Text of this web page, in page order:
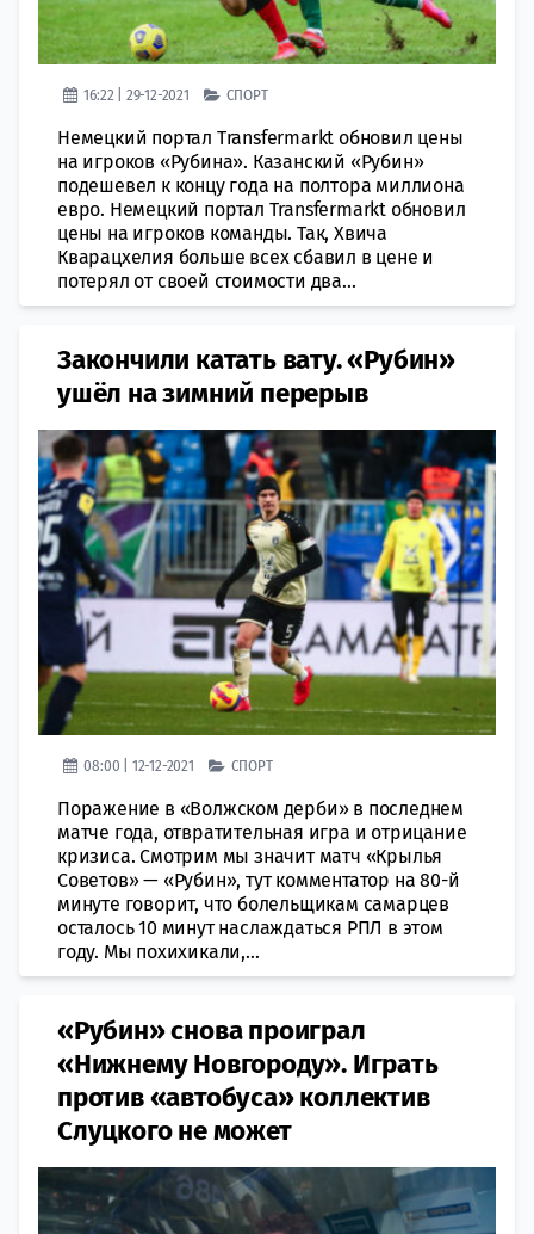
16:22 | 29-12-2021 СПОРТ
Немецкий портал Transfermarkt обновил цены
на игроков «Рубина». Казанский «Рубин»
подешевел к концу года на полтора миллиона
евро. Немецкий портал Transfermarkt обновил
цены на игроков команды. Так, Хвича
Кварацхелия больше всех сбавил в цене и
потерял от своей стоимости два...
Закончили катать вату. «Рубин»
ушёл на зимний перерыв
08:00 | 12-12-2021 СПОРТ
Поражение в «Волжском дерби» в последнем
матче года, отвратительная игра и отрицание
кризиса. Смотрим мы значит матч «Крылья
Советов» — «Рубин», тут комментатор на 80-й
минуте говорит, что болельщикам самарцев
осталось 10 минут наслаждаться РПЛ в этом
году. Мы похихикали,...
«Рубин» снова проиграл
«Нижнему Новгороду». Играть
против «автобуса» коллектив
Слуцкого не может